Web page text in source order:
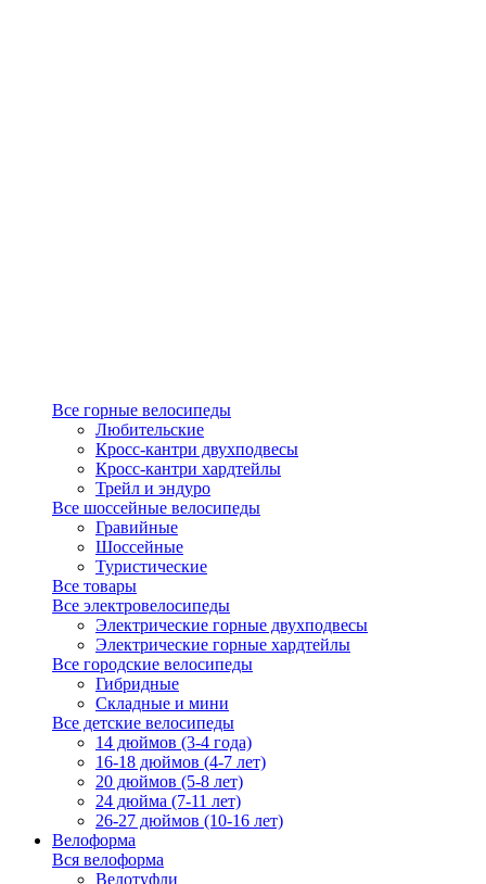
Все горные велосипеды
Любительские
Кросс-кантри двухподвесы
Кросс-кантри хардтейлы
Трейл и эндуро
Все шоссейные велосипеды
Гравийные
Шоссейные
Туристические
Все товары
Все электровелосипеды
Электрические горные двухподвесы
Электрические горные хардтейлы
Все городские велосипеды
Гибридные
Складные и мини
Все детские велосипеды
14 дюймов (3-4 года)
16-18 дюймов (4-7 лет)
20 дюймов (5-8 лет)
24 дюйма (7-11 лет)
26-27 дюймов (10-16 лет)
Велоформа
Вся велоформа
Велотуфли